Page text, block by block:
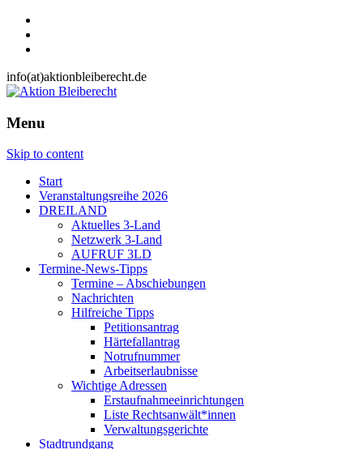
info(at)aktionbleiberecht.de
Menu
Skip to content
Start
Veranstaltungsreihe 2026
DREILAND
Aktuelles 3-Land
Netzwerk 3-Land
AUFRUF 3LD
Termine-News-Tipps
Termine – Abschiebungen
Nachrichten
Hilfreiche Tipps
Petitionsantrag
Härtefallantrag
Notrufnummer
Arbeitserlaubnisse
Wichtige Adressen
Erstaufnahmeeinrichtungen
Liste Rechtsanwält*innen
Verwaltungsgerichte
Stadtrundgang